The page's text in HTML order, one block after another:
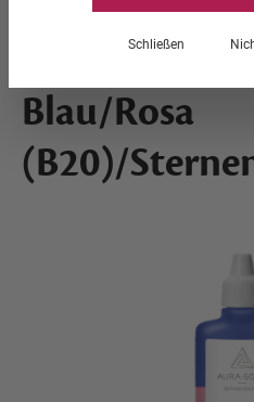
Equilibrium
Blau/Rosa
(B20)/
Schließen